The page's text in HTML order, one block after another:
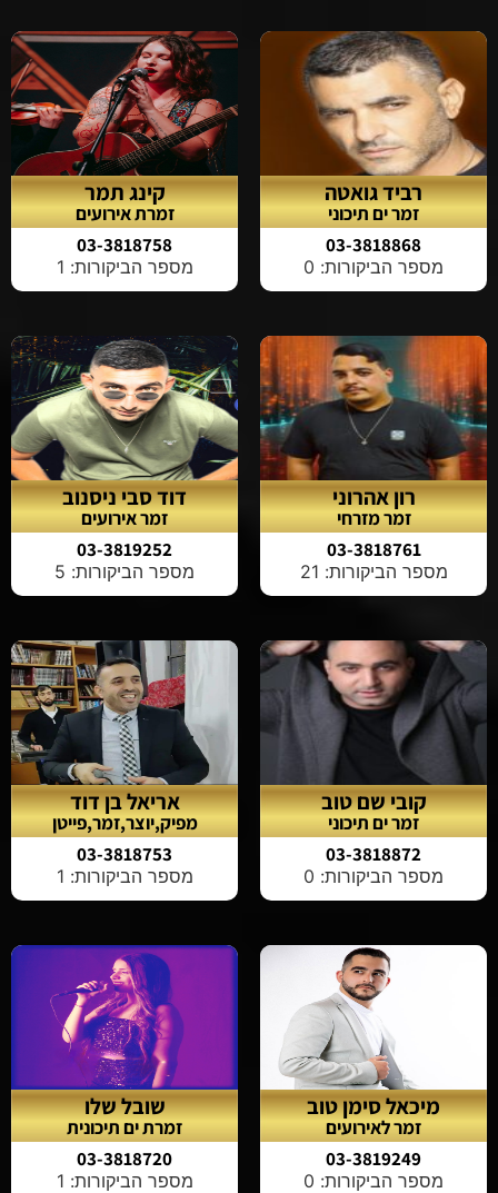
רביד גואטה
זמר ים תיכוני
03-3818868
מספר הביקורות: 0
קינג תמר
זמרת אירועים
03-3818758
מספר הביקורות: 1
רון אהרוני
זמר מזרחי
03-3818761
מספר הביקורות: 21
דוד סבי ניסנוב
זמר אירועים
03-3819252
מספר הביקורות: 5
קובי שם טוב
זמר ים תיכוני
03-3818872
מספר הביקורות: 0
אריאל בן דוד
מפיק,יוצר,זמר,פייטן
03-3818753
מספר הביקורות: 1
מיכאל סימן טוב
זמר לאירועים
03-3819249
מספר הביקורות: 0
שובל שלו
זמרת ים תיכונית
03-3818720
מספר הביקורות: 1